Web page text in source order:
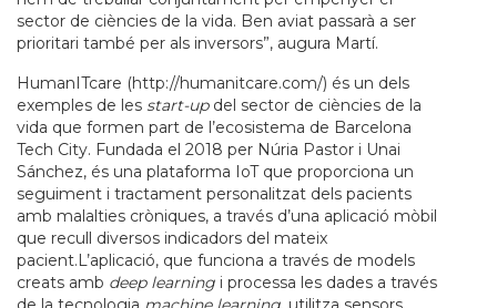
sector de ciències de la vida. Ben aviat passarà a ser
prioritari també per als inversors”, augura Martí.
HumanITcare (http://humanitcare.com/) és un dels
exemples de les start-updel sector de ciències de la
vida que formen part de l’ecosistema de Barcelona
Tech City. Fundada el 2018 per Núria Pastor i Unai
Sánchez, és una plataforma IoT que proporciona un
seguiment i tractament personalitzat dels pacients
amb malalties cròniques, a través d’una aplicació mòbil
que recull diversos indicadors del mateix
pacient.L’aplicació, que funciona a través de models
creats amb deep learning i processa les dades a través